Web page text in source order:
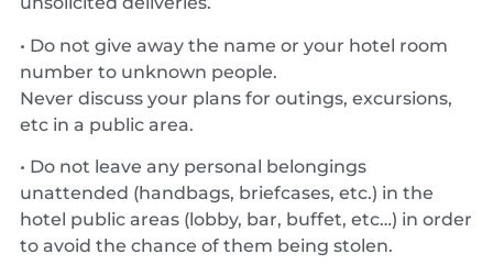
• Do not give away the name or your hotel room
number to unknown people.
Never discuss your plans for outings, excursions,
etc in a public area.
• Do not leave any personal belongings
unattended (handbags, briefcases, etc.) in the
hotel public areas (lobby, bar, buffet, etc…) in order
to avoid the chance of them being stolen.